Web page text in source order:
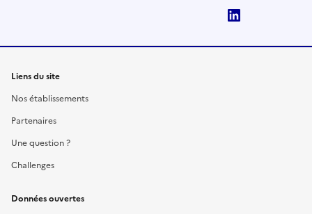
Liens du site
Nos établissements
Partenaires
Une question ?
Challenges
Données ouvertes